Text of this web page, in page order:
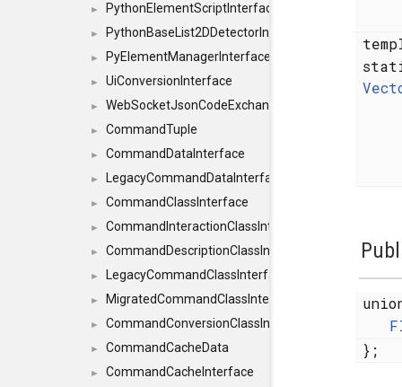
► PythonElementScriptInterface
► PythonBaseList2DDetectorInterface
► PyElementManagerInterface
► UiConversionInterface
► WebSocketJsonCodeExchangerInterface
► CommandTuple
► CommandDataInterface
► LegacyCommandDataInterface
► CommandClassInterface
► CommandInteractionClassInterface
► CommandDescriptionClassInterface
► LegacyCommandClassInterface
► MigratedCommandClassInterface
► CommandConversionClassInterface
► CommandCacheData
► CommandCacheInterface
};